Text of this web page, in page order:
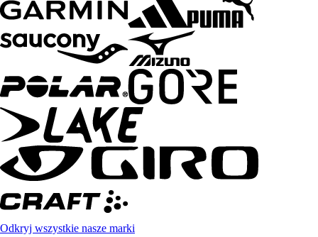
Odkryj wszystkie nasze marki